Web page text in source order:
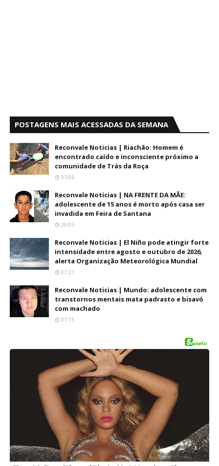
POSTAGENS MAIS ACESSADAS DA SEMANA
Reconvale Noticias | Riachão: Homem é
encontrado caído e inconsciente próximo a
comunidade de Trás da Roça
07:06
Reconvale Noticias | NA FRENTE DA MÃE:
adolescente de 15 anos é morto após casa ser
invadida em Feira de Santana
20:05
Reconvale Noticias | El Niño pode atingir forte
intensidade entre agosto e outubro de 2026,
alerta Organização Meteorológica Mundial
07:21
Reconvale Noticias | Mundo: adolescente com
transtornos mentais mata padrasto e bisavó
com machado
07:15